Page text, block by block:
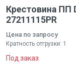
Крестовина ПП
27211115PR
Цена по запросу
Кратность отгрузки: 1
Под заказ